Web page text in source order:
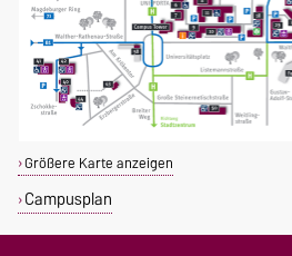
Größere Karte anzeigen
Campusplan